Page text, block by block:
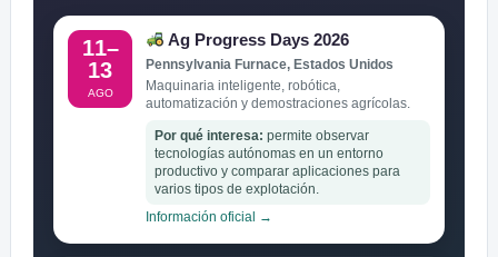
11–
13
AGO
Ag Progress Days 2026
Pennsylvania Furnace, Estados Unidos
Maquinaria inteligente, robótica,
automatización y demostraciones agrícolas.
Por qué interesa: permite observar
tecnologías autónomas en un entorno
productivo y comparar aplicaciones para
varios tipos de explotación.
Información oficial →